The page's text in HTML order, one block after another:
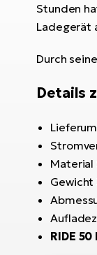
Stunden
Ladegerät
Durch
Details
Material
Gewicht
RIDE